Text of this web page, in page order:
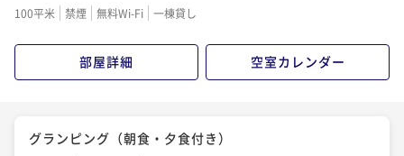
100平米 禁煙 無料Wi-Fi 一棟貸し
部屋詳細 空室カレンダー
グランピング（朝食・夕食付き）